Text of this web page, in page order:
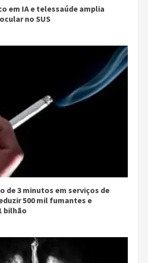
em IA e telessaúde amplia
no SUS
de 3 minutos em serviços de
500 mil fumantes e
bilhão